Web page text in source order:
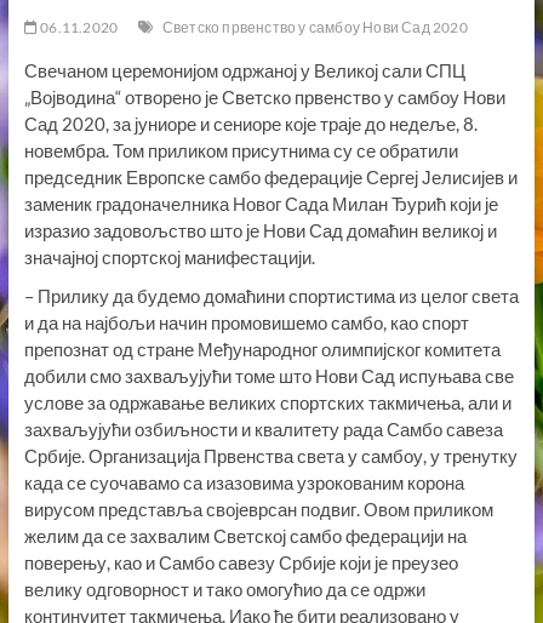
06.11.2020 Светско првенство у самбоу Нови Сад 2020
Свечаном церемонијом одржаној у Великој сали СПЦ
„Војводина“ отворено је Светско првенство у самбоу Нови
Сад 2020, за јуниоре и сениоре које траје до недеље, 8.
новембра. Том приликом присутнима су се обратили
председник Европске самбо федерације Сергеј Јелисијев и
заменик градоначелника Новог Сада Милан Ђурић који је
изразио задовољство што је Нови Сад домаћин великој и
значајној спортској манифестацији.
– Прилику да будемо домаћини спортистима из целог света
и да на најбољи начин промовишемо самбо, као спорт
препознат од стране Међународног олимпијског комитета
добили смо захваљујући томе што Нови Сад испуњава све
услове за одржавање великих спортских такмичења, али и
захваљујући озбиљности и квалитету рада Самбо савеза
Србије. Организација Првенства света у самбоу, у тренутку
када се суочавамо са изазовима узрокованим корона
вирусом представља својеврсан подвиг. Овом приликом
желим да се захвалим Светској самбо федерацији на
поверењу, као и Самбо савезу Србије који је преузео
велику одговорност и тако омогућио да се одржи
континуитет такмичења. Иако ће бити реализовано у